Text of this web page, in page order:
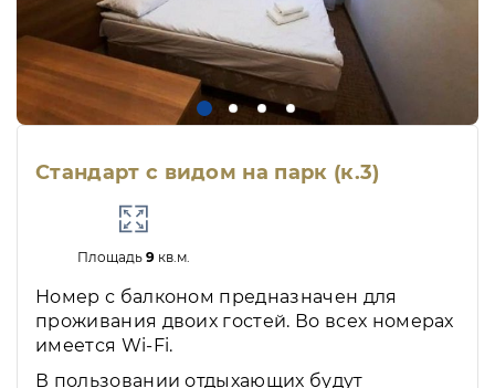
Стандарт с видом на парк (к.3)
Площадь 9кв.м.
Номер с балконом предназначен для
проживания двоих гостей. Во всех номерах
имеется Wi-Fi.
В пользовании отдыхающих будут